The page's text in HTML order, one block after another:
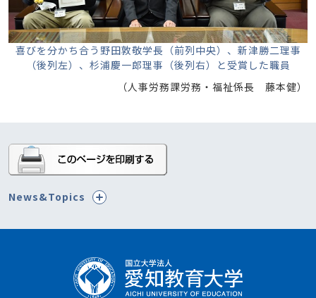
喜びを分かち合う野田敦敬学長（前列中央）、新津勝二理事
（後列左）、杉浦慶一郎理事（後列右）と受賞した職員
（人事労務課労務・福祉係長 藤本健）
News&Topics